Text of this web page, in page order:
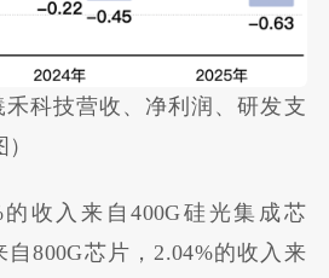
禾科技营收、净利润、研发支
的收入来自400G硅光集成芯
自800G芯片，2.04%的收入来